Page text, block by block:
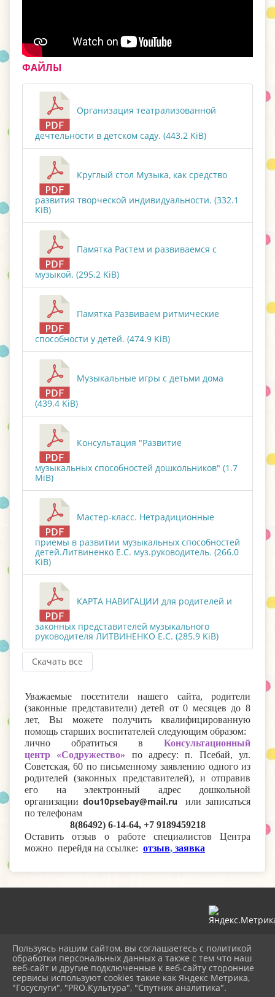
ФАЙЛЫ
Организация театрализованной
дечтельности в детском саду. (443.2 KiB)
Круглый стол Музыка, как средство
развития творческой индивидуальности. (332.1
KiB)
Памятка Растем и развиваемся с
музыкой. (295.2 KiB)
Памятка Развиваем ритмические
способности у детей. (474.9 KiB)
Музыкальные игры с детьми дома
(439.4 KiB)
Консультация "Развитие
музыкальных способностей дошкольников" (1.7
MiB)
Мастер-класс. Нетрадиционные
приемы в развитии музыкальных способностей
детей.Литвиненко Е.С. муз.руководитель. (266.0
KiB)
КАРТА НАВИГАЦИИ для родителей и
законных представителей музыкального
руководителя ЛИТВИНЕНКО Е.С. (285.9 KiB)
Скачать все
Уважаемые посетители нашего сайта, родители
(законные представители) детей от 0 месяцев до 8
лет, Вы можете получить квалифицированную
помощь старших воспитателей следующим образом:
лично обратиться в Консультационный
центр «Содружество» по адресу: п. Псебай, ул.
Советская, 60 по письменному заявлению одного из
родителей (законных представителей), и отправив
его на электронный адрес дошкольной
организации dou10psebay@mail.ru
или записаться
по телефонам
8(86492) 6-14-64, +7 9189459218
Оставить отзыв о работе специалистов Центра
можно перейдя на ссылке: отзыв, заявка
Вход
Карта сайта
Политика обработки персональных данных
Сделано на KubCMS
Пользуясь нашим сайтом, вы соглашаетесь с политикой
обработки персональных данных а также с тем что наш
веб-сайт и другие подключенные к веб-сайту сторонние
сервисы используют cookies такие как Яндекс Метрика,
"Госуслуги", "PRO.Культура", "Спутник аналитика".